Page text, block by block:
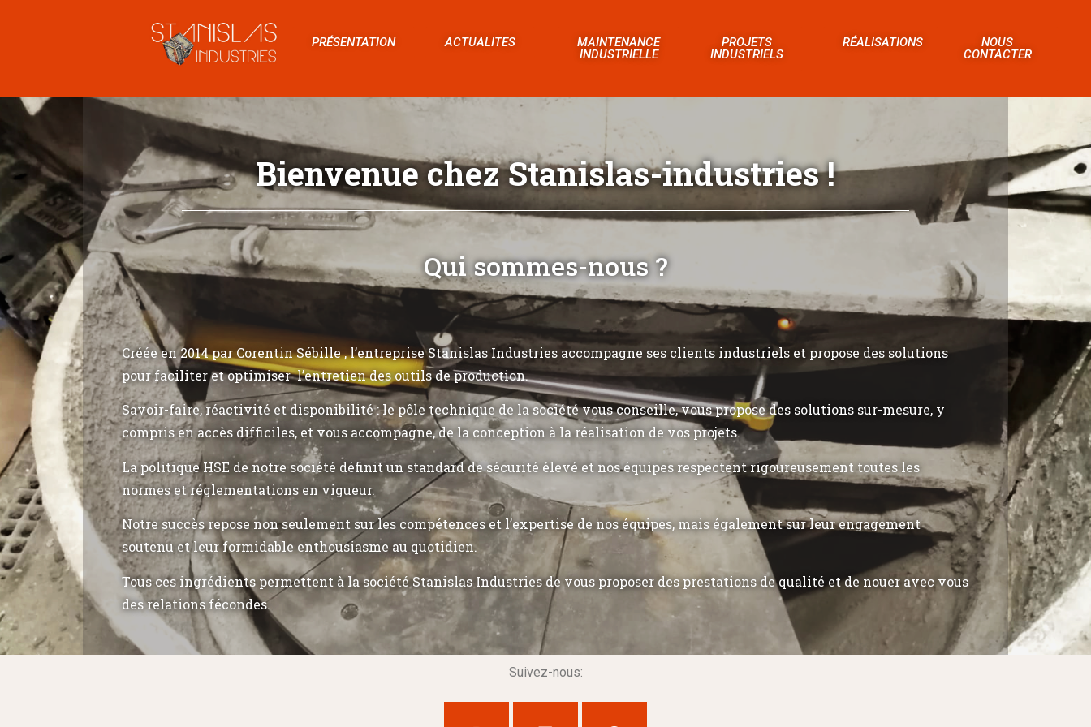
PRÉSENTATION ACTUALITES
MAINTENANCE
INDUSTRIELLE
PROJETS
INDUSTRIELS
RÉALISATIONS
NOUS
CONTACTER
Bienvenue chez Stanislas-industries !
Qui sommes-nous ?
Créée en 2014 par Corentin Sébille , l’entreprise Stanislas Industries accompagne ses clients industriels et propose des solutions
pour faciliter et optimiser l’entretien des outils de production.
Savoir-faire, réactivité et disponibilité : le pôle technique de la société vous conseille, vous propose des solutions sur-mesure, y
compris en accès difficiles, et vous accompagne, de la conception à la réalisation de vos projets.
La politique HSE de notre société définit un standard de sécurité élevé et nos équipes respectent rigoureusement toutes les
normes et réglementations en vigueur.
Notre succès repose non seulement sur les compétences et l’expertise de nos équipes, mais également sur leur engagement
soutenu et leur formidable enthousiasme au quotidien.
Tous ces ingrédients permettent à la société Stanislas Industries de vous proposer des prestations de qualité et de nouer avec vous
des relations fécondes.
Suivez-nous: